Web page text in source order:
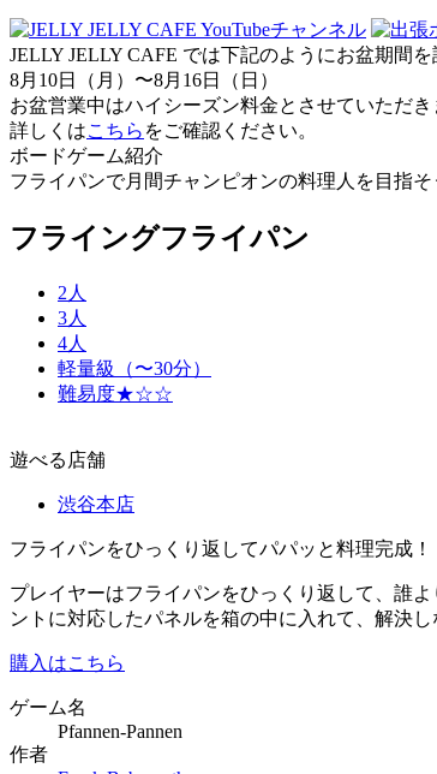
JELLY JELLY CAFE では下記のようにお盆期間を
8月10日（月）〜8月16日（日）
お盆営業中はハイシーズン料金とさせていただき
詳しくはこちら をご確認ください。
ボードゲーム紹介
フライパンで月間チャンピオンの料理人を目指そ
フライングフライパン
2人
3人
4人
軽量級（〜30分）
難易度★☆☆
遊べる店舗
渋谷本店
フライパンをひっくり返してパパッと料理完成！
プレイヤーはフライパンをひっくり返して、誰
ントに対応したパネルを箱の中に入れて、解決
購入はこちら
ゲーム名
Pfannen-Pannen
作者